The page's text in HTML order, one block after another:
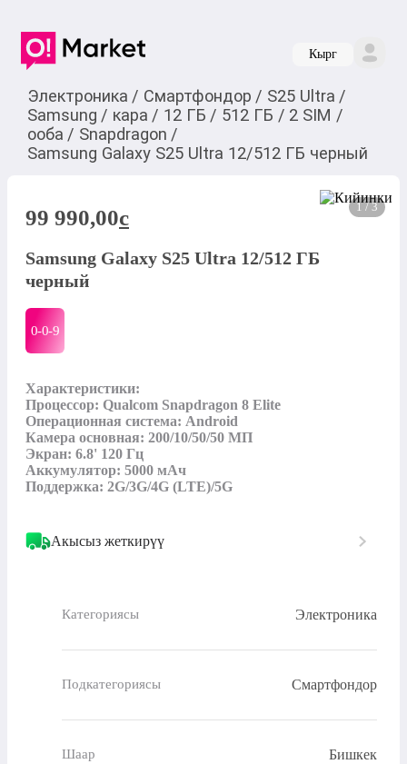
Кырг
Электроника / Смартфондор / S25 Ultra /
Samsung / кара / 12 ГБ / 512 ГБ / 2 SIM /
ооба / Snapdragon /
Samsung Galaxy S25 Ultra 12/512 ГБ черный
1 / 3
99 990,00c
Samsung Galaxy S25 Ultra 12/512 ГБ
черный
0-0-9
Характеристики:
Процессор: Qualcom Snapdragon 8 Elite
Операционная система: Android
Камера основная: 200/10/50/50 МП
Экран: 6.8' 120 Гц
Аккумулятор: 5000 мАч
Поддержка: 2G/3G/4G (LTE)/5G
Акысыз жеткирүү
Категориясы Электроника
Подкатегориясы Смартфондор
Шаар Бишкек